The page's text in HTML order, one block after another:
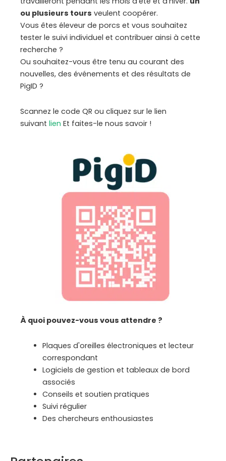
ou plusieurs tours veulent coopérer.
Vous êtes éleveur de porcs et vous souhaitez
tester le suivi individuel et contribuer ainsi à cette
recherche ?
Ou souhaitez-vous être tenu au courant des
nouvelles, des événements et des résultats de
PigID ?
Scannez le code QR ou cliquez sur le lien
suivant lien Et faites-le nous savoir !
À quoi pouvez-vous vous attendre ?
Plaques d'oreilles électroniques et lecteur
correspondant
Logiciels de gestion et tableaux de bord
associés
Conseils et soutien pratiques
Suivi régulier
Des chercheurs enthousiastes